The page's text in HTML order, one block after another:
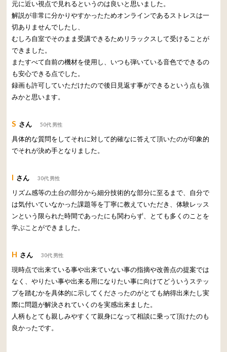
元に近い視点で見れるというのは良いと思いました。
解説が非常に分かりやすかったためオンラインであるストレスは一
切ありませんでしたし、
むしろ自室でそのまま受講できるためリラックスして受けることが
できました。
またすべて自前の機材を使用し、いつも弾いている音色でできるの
も安心できる点でした。
録画も許可していただけたので後日見返す事ができるという点も強
みかと思います。
S さん 50代 男性
具体的な質問をしてそれに対して的確なに答えて頂いたのが印象的
でそれが決め手となりました。
I さん 30代 男性
リズム感等の土台の部分から細分技術的な部分に至るまで、自分で
は気付いていなかった課題等を丁寧に教えていただき、体験レッス
ンという限られた時間であったにも関わらず、とても多くのことを
学ぶことができました。
H さん 30代 男性
現時点で出来ている事や出来ていない事の指摘や改善点の提案では
なく、やりたい事や出来る用になりたい事に向けてどういうステッ
プを踏むかを具体的に示してくださったのがとても納得出来たし実
際に問題が解決されていくのを実感出来ました。
人柄もとても親しみやすくて親身になって相談に乗って頂けたのも
良かったです。